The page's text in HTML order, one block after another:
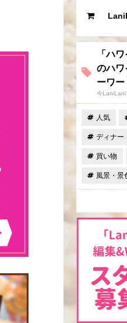
「ハ
のハワ
ーワー
今LaniLani
人気
ディナー
買い物
風景・景